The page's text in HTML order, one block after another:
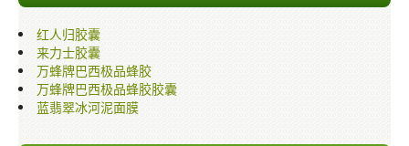
万蜂牌巴西极品蜂胶
酷钙胶囊
蓝翡翠冰河泥面膜
红人归胶囊
来力士胶囊
万蜂牌巴西极品蜂胶
万蜂牌巴西极品蜂胶胶囊
蓝翡翠冰河泥面膜